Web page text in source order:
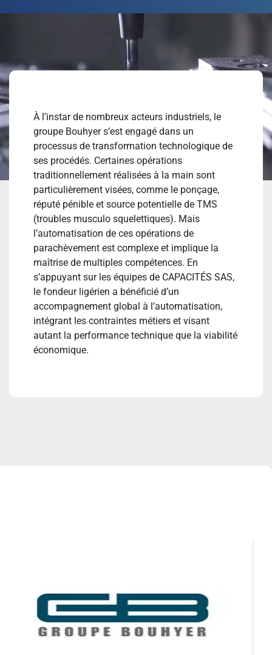
À l’instar de nombreux acteurs industriels, le
groupe Bouhyer s’est engagé dans un
processus de transformation technologique de
ses procédés. Certaines opérations
traditionnellement réalisées à la main sont
particulièrement visées, comme le ponçage,
réputé pénible et source potentielle de TMS
(troubles musculo squelettiques). Mais
l’automatisation de ces opérations de
parachèvement est complexe et implique la
maîtrise de multiples compétences. En
s’appuyant sur les équipes de CAPACITÉS SAS,
le fondeur ligérien a bénéficié d’un
accompagnement global à l’automatisation,
intégrant les contraintes métiers et visant
autant la performance technique que la viabilité
économique.